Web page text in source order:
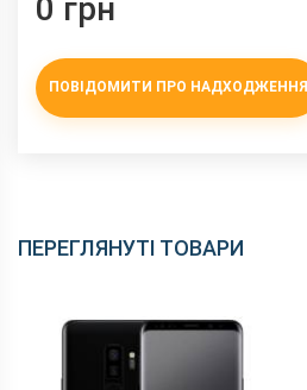
0 грн
ПОВІДОМИТИ ПРО НАДХОДЖЕННЯ
ПЕРЕГЛЯНУТІ ТОВАРИ